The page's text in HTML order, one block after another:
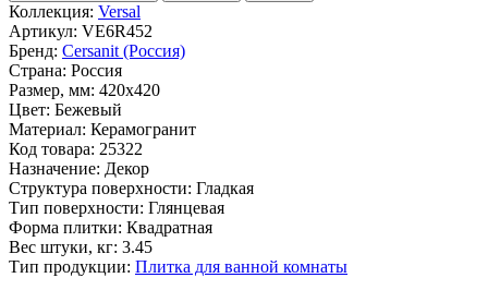
Коллекция: Versal
Артикул: VE6R452
Бренд: Cersanit (Россия)
Страна: Россия
Размер, мм: 420x420
Цвет: Бежевый
Материал: Керамогранит
Код товара: 25322
Назначение: Декор
Структура поверхности: Гладкая
Тип поверхности: Глянцевая
Форма плитки: Квадратная
Вес штуки, кг: 3.45
Тип продукции: Плитка для ванной комнаты